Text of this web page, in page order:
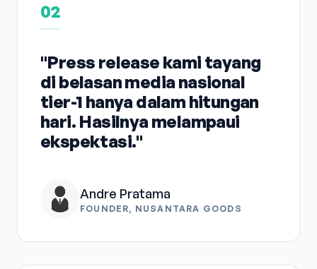
02
"Press release kami tayang
di belasan media nasional
tier-1 hanya dalam hitungan
hari. Hasilnya melampaui
ekspektasi."
Andre Pratama
FOUNDER, NUSANTARA GOODS